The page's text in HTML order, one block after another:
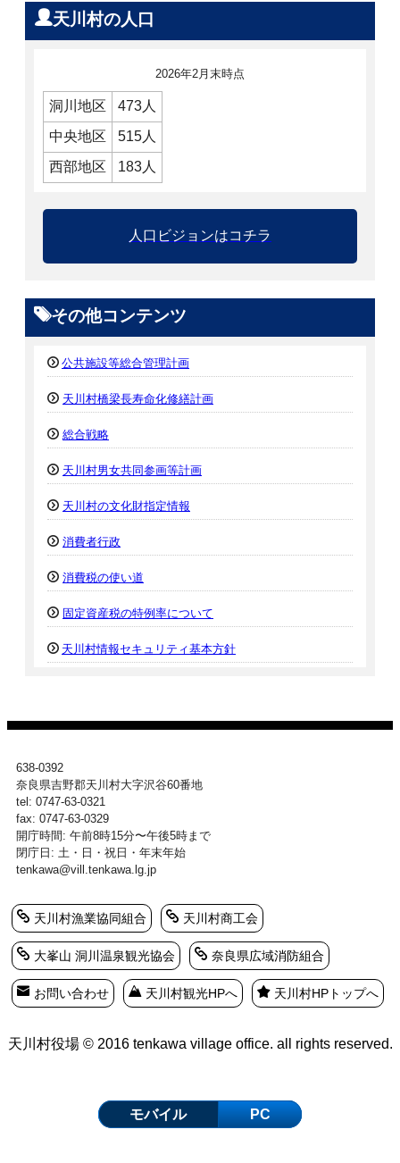
天川村の人口
2026年2月末時点
洞川地区
473人
中央地区
515人
西部地区
183人
人口ビジョンはコチラ
その他コンテンツ
公共施設等総合管理計画
天川村橋梁長寿命化修繕計画
総合戦略
天川村男女共同参画等計画
天川村の文化財指定情報
消費者行政
消費税の使い道
固定資産税の特例率について
天川村情報セキュリティ基本方針
638-0392
奈良県吉野郡天川村大字沢谷60番地
tel: 0747-63-0321
fax: 0747-63-0329
開庁時間: 午前8時15分〜午後5時まで
閉庁日: 土・日・祝日・年末年始
tenkawa@vill.tenkawa.lg.jp
天川村漁業協同組合 天川村商工会
大峯山 洞川温泉観光協会 奈良県広域消防組合
お問い合わせ 天川村観光HPへ 天川村HPトップへ
天川村役場 © 2016 tenkawa village office. all rights reserved.
モバイル PC